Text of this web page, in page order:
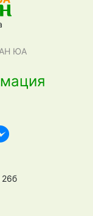
ЮА
26б